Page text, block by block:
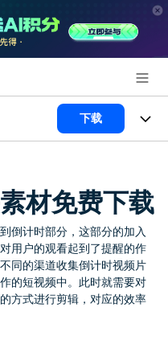
下载
材免费下载
倒计时部分，这部分的加入
用户的观看起到了提醒的作
同的渠道收集倒计时视频片
的短视频中。此时就需要对
方式进行剪辑，对应的效率